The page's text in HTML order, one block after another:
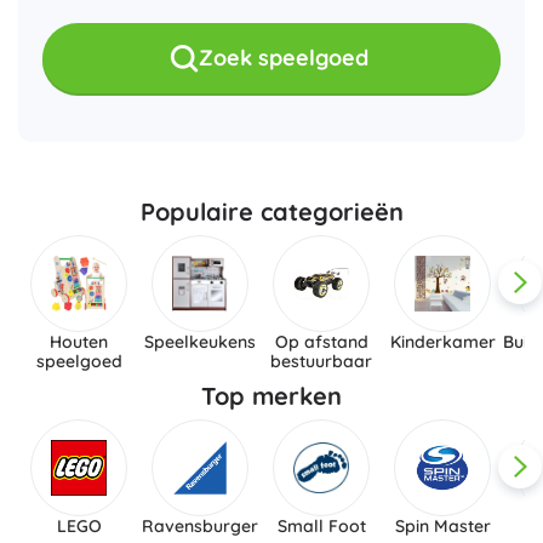
Zoek speelgoed
Populaire categorieën
Houten
speelgoed
Speelkeukens
Op afstand
bestuurbaar
Kinderkamer
Top merken
LEGO Ravensburger Small Foot Spin Master